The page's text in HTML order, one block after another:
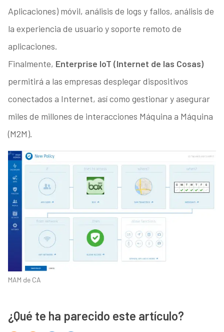
Aplicaciones) móvil, análisis de logs y fallos, análisis de
la experiencia de usuario y soporte remoto de
aplicaciones.
Finalmente, Enterprise IoT (Internet de las Cosas)
permitirá a las empresas desplegar dispositivos
conectados a Internet, así como gestionar y asegurar
miles de millones de interacciones Máquina a Máquina
(M2M).
MAM de CA
¿Qué te ha parecido este artículo?